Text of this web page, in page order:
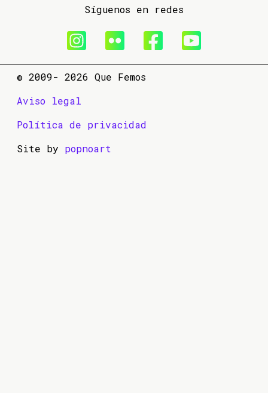
Síguenos en redes
© 2009- 2026 Que Femos
Aviso legal
Política de privacidad
Site by popnoart